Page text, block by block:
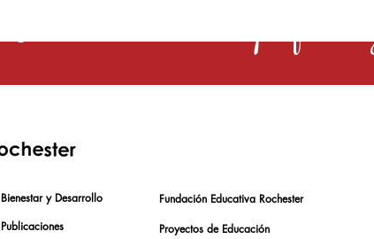
La educación es una
Bienestar y Desarrollo
Publicaciones
Fundación Educativa Rochester
Proyectos de Educación